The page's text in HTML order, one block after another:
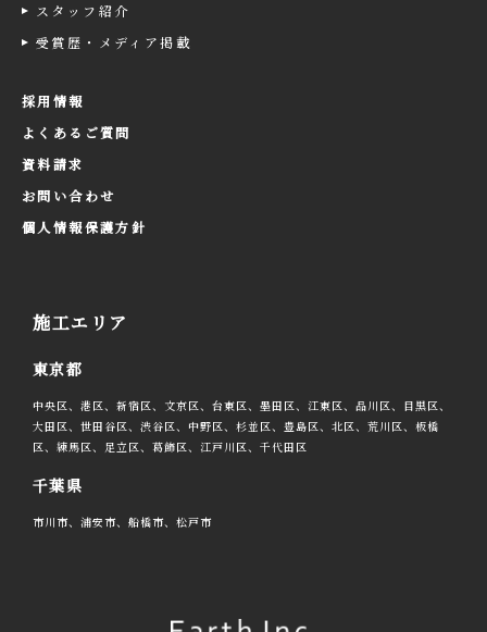
スタッフ紹介
受賞歴・メディア掲載
採用情報
よくあるご質問
資料請求
お問い合わせ
個人情報保護方針
施工エリア
東京都
中央区、港区、新宿区、文京区、台東区、墨田区、江東区、品川区、目黒区、
大田区、世田谷区、渋谷区、中野区、杉並区、豊島区、北区、荒川区、板橋
区、練馬区、足立区、葛飾区、江戸川区、千代田区
千葉県
市川市、浦安市、船橋市、松戸市